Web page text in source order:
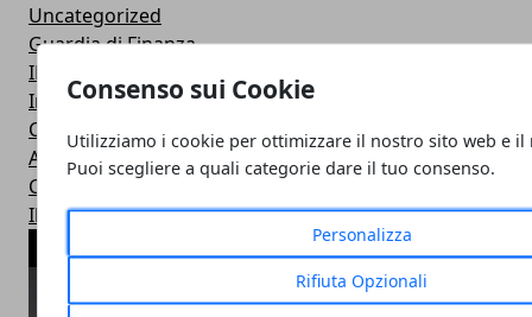
Consenso sui Cookie
Utilizziamo i cookie per ottimizzare il nostro sito web e il
Puoi scegliere a quali categorie dare il tuo consenso.
Personalizza
Rifiuta Opzionali
Uncategorized
Guardia di Finanza
INPS
Inail
Concorsi
Aziende in vetrina
Casse di previdenza
Il parere degli esperti